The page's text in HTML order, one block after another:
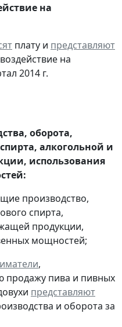
на
плату и представляют
на
2014 г.
оборота,
алкогольной и
использования
производство,
спирта,
продукции,
мощностей;
,
продажу пива и пивных
представляют
и оборота за